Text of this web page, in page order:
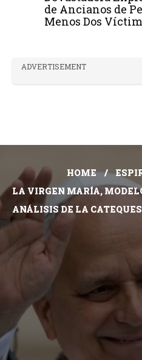
de Ancianos de
Menos Dos
ADVERTISEMENT
HOME
LA VIRGEN MARÍA,
ANÁLISIS DE LA